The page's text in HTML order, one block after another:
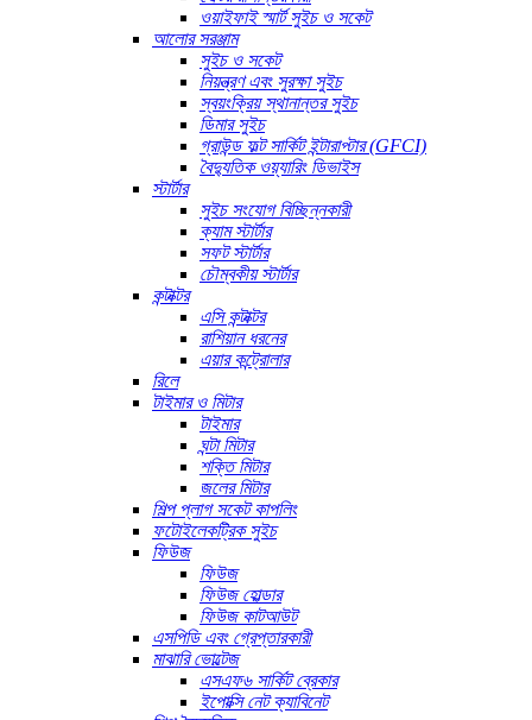
ওয়াইফাই স্মার্ট সুইচ ও সকেট
আলোর সরঞ্জাম
সুইচ ও সকেট
নিয়ন্ত্রণ এবং সুরক্ষা সুইচ
স্বয়ংক্রিয় স্থানান্তর সুইচ
ডিমার সুইচ
গ্রাউন্ড ফল্ট সার্কিট ইন্টারাপ্টার (GFCI)
বৈদ্যুতিক ওয়্যারিং ডিভাইস
স্টার্টার
সুইচ সংযোগ বিচ্ছিন্নকারী
ক্যাম স্টার্টার
সফট স্টার্টার
চৌম্বকীয় স্টার্টার
কন্টাক্টর
এসি কন্টাক্টর
রাশিয়ান ধরনের
এয়ার কন্ট্রোলার
রিলে
টাইমার ও মিটার
টাইমার
ঘন্টা মিটার
শক্তি মিটার
জলের মিটার
শিল্প প্লাগ সকেট কাপলিং
ফটোইলেকট্রিক সুইচ
ফিউজ
ফিউজ
ফিউজ হোল্ডার
ফিউজ কাটআউট
এসপিডি এবং গ্রেপ্তারকারী
মাঝারি ভোল্টেজ
এসএফ৬ সার্কিট ব্রেকার
ইপোক্সি নেট ক্যাবিনেট